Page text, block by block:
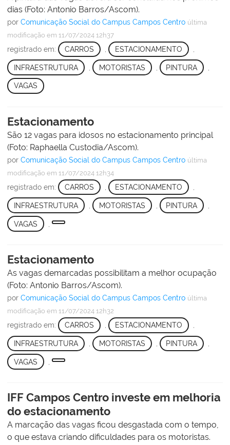
dias (Foto: Antonio Barros/Ascom).
por Comunicação Social do Campus Campos Centro última
modificação em 11/07/2024 12h37
registrado em: CARROS ESTACIONAMENTO
INFRAESTRUTURA MOTORISTAS PINTURA
VAGAS
Estacionamento
São 12 vagas para idosos no estacionamento principal
(Foto: Raphaella Custodia/Ascom).
por Comunicação Social do Campus Campos Centro última
modificação em 11/07/2024 12h34
registrado em: CARROS ESTACIONAMENTO
INFRAESTRUTURA MOTORISTAS PINTURA
VAGAS
Estacionamento
As vagas demarcadas possibilitam a melhor ocupação
(Foto: Antonio Barros/Ascom).
por Comunicação Social do Campus Campos Centro última
modificação em 11/07/2024 12h32
registrado em: CARROS , ESTACIONAMENTO ,
INFRAESTRUTURA MOTORISTAS PINTURA
VAGAS
IFF Campos Centro investe em melhoria
do estacionamento
A marcação das vagas ficou desgastada com o tempo,
o que estava criando dificuldades para os motoristas.